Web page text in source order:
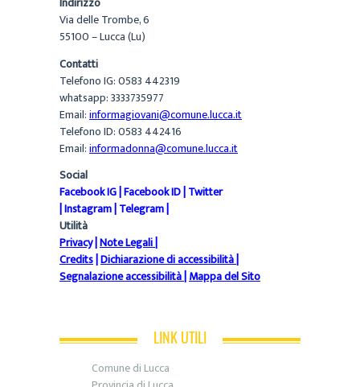
Via delle Trombe, 6
55100 – Lucca (Lu)
Contatti
Telefono IG: 0583 442319
whatsapp: 3333735977
Email:informagiovani@comune.lucca.it
Telefono ID: 0583 442416
Email:informadonna@comune.lucca.it
Social
Facebook IG|Facebook ID|Twitter
|Instagram|Telegram|
Utilità
Privacy|Note Legali|
Credits|Dichiarazione di accessibilità|
Segnalazione accessibilità|Mappa del Sito
LINK UTILI
Comune di Lucca